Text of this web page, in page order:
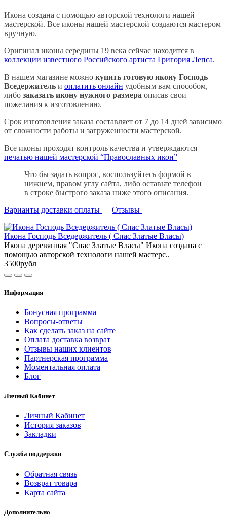
Икона создана с помощью авторской технологи нашей
мастерской. Все иконы нашей мастерской создаются мастером
вручную.
Оригинал иконы середины 19 века сейчас находится в
коллекции известного Российского артиста Григория Лепса.
В нашем магазине можно купить готовую икону Господь
Вседержитель и оплатить онлайн удобным вам способом,
либо заказать икону нужного размера описав свои
пожелания к изготовлению.
Срок изготовления заказа составляет от 7 до 14 дней зависимо
от сложности работы и загруженности мастерской.
Все иконы проходят контроль качества и утверждаются
печатью нашей мастерской “Православных икон”
Что бы задать вопрос, воспользуйтесь формой в
нижнем, правом углу сайта, либо оставьте телефон
в строке быстрого заказа ниже этого описания.
Варианты доставки оплаты
Отзывы
Икона Господь Вседержитель ( Спас Златые Власы)
Икона деревянная "Спас Златые Власы" Икона создана с
помощью авторской технологи нашей мастерс..
3500рубл
Информация
Бонусная программа
Вопросы-ответы
Как сделать заказ на сайте
Оплата доставка возврат
Отзывы наших клиентов
Партнерская программа
Моментальная оплата
Блог
Личный Кабинет
Личный Кабинет
История заказов
Закладки
Служба поддержки
Обратная связь
Возврат товара
Карта сайта
Дополнительно